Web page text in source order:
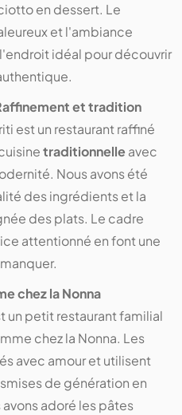
en dessert. Le
et l'ambiance
idéal pour découvrir
et tradition
est un restaurant raffiné
traditionnelleavec
Nous avons été
des ingrédients et la
des plats. Le cadre
attentionné en font une
chez la Nonna
un petit restaurant familial
chez la Nonna. Les
avec amour et utilisent
de génération en
adoré les pâtes